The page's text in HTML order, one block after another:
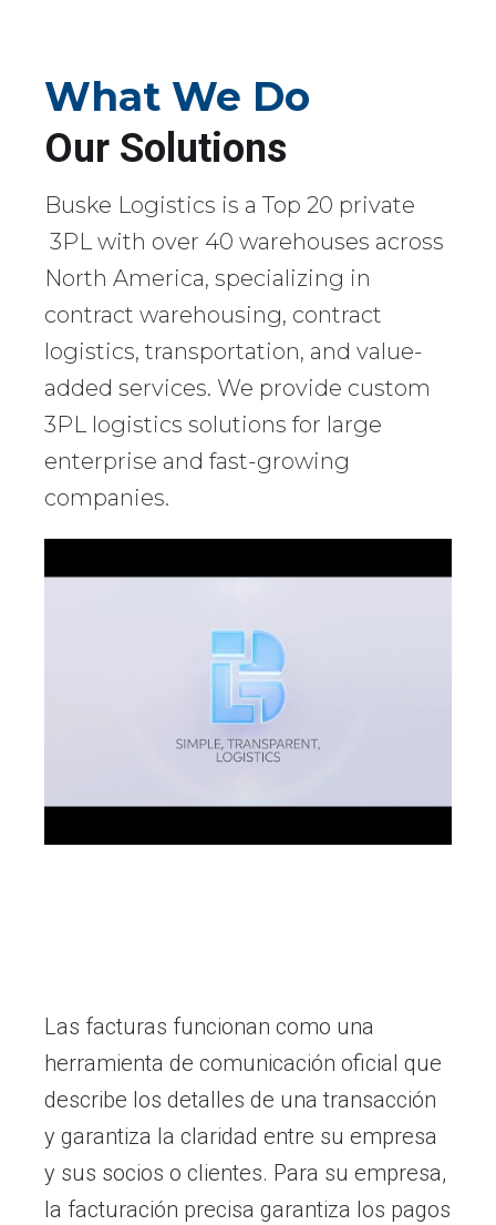
What We Do
Our Solutions
Buske Logistics is a Top 20 private
3PL with over 40 warehouses across
North America, specializing in
contract warehousing, contract
logistics, transportation, and value-
added services. We provide custom
3PL logistics solutions for large
enterprise and fast-growing
companies.
Las facturas funcionan como una
herramienta de comunicación oficial que
describe los detalles de una transacción
y garantiza la claridad entre su empresa
y sus socios o clientes. Para su empresa,
la facturación precisa garantiza los pagos